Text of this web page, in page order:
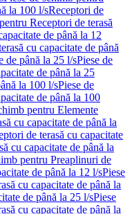
la 100 l/sReceptori de
Receptori de terasă
de până la 12
cu capacitate de până
de până la 25 l/sPiese de
de până la 25
la 100 l/sPiese de
de până la 100
pentru Elemente
cu capacitate de până la
de terasă cu capacitate
cu capacitate de până la
pentru Preaplinuri de
de până la 12 l/sPiese
cu capacitate de până la
de până la 25 l/sPiese
cu capacitate de până la